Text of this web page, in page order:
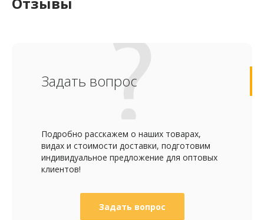
Задать вопрос
Подробно расскажем о наших товарах,
видах и стоимости доставки, подготовим
индивидуальное предложение для оптовых
клиентов!
Задать вопрос